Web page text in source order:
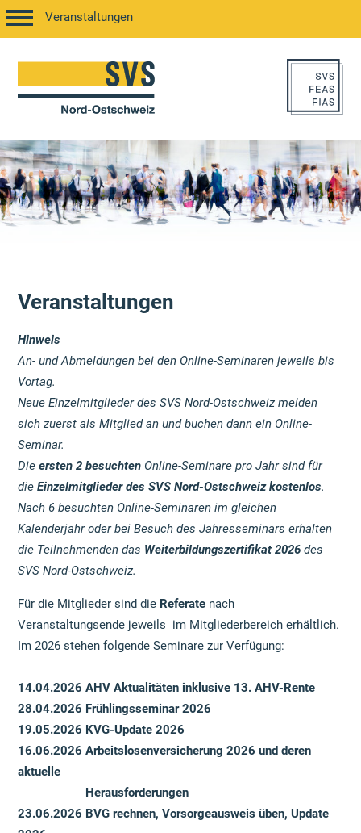
Veranstaltungen
Veranstaltungen
Hinweis
An- und Abmeldungen bei den Online-Seminaren jeweils bis
Vortag.
Neue Einzelmitglieder des SVS Nord-Ostschweiz melden
sich zuerst als Mitglied an und buchen dann ein Online-
Seminar.
Dieersten 2 besuchten Online-Seminare pro Jahr sind für
dieEinzelmitglieder des SVS Nord-Ostschweizkostenlos.
Nach 6 besuchten Online-Seminaren im gleichen
Kalenderjahr oder bei Besuch des Jahresseminars erhalten
die Teilnehmenden das Weiterbildungszertifikat 2026 des
SVS Nord-Ostschweiz.
Für die Mitglieder sind die Referate nach
Veranstaltungsende jeweils im Mitgliederbereich erhältlich.
Im 2026 stehen folgende Seminare zur Verfügung:
14.04.2026 AHV Aktualitäten inklusive 13. AHV-Rente
28.04.2026 Frühlingsseminar 2026
19.05.2026 KVG-Update 2026
16.06.2026 Arbeitslosenversicherung 2026 und deren
aktuelle
Herausforderungen
23.06.2026 BVG rechnen, Vorsorgeausweis üben, Update